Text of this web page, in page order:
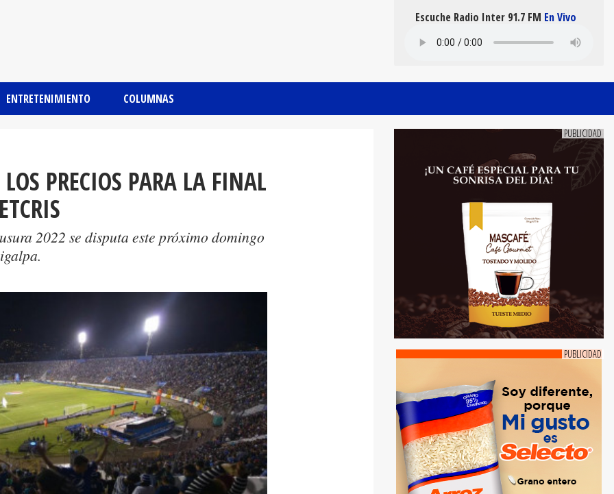
ENTRETENIMIENTO COLUMNAS
Escuche Radio Inter 91.7 FM En Vivo
PRECIOS PARA LA FINAL
2022 se disputa este próximo domingo